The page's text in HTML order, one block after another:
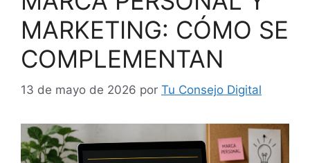
MARKETING: CÓMO SE
COMPLEMENTAN
13 de mayo de 2026 por Tu Consejo Digital